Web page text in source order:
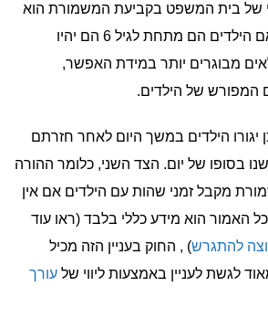
של בית המשפט בקביעת המשמורת הוא
טובת הילדים, לרוב, אם הילדים הם מתחת לגיל 6 הם יהיו
מבוגרים יותר במידת האפשר,
המפורש של הילדים.
יגורו הילדים במשך היום לאחר חזרתם
בסופו של יום. הצד השני, כלומר ההורה
מקבל זמני שהות עם הילדים אם אין
האמור הוא מידע כללי בלבד (ראו עוד
להתגרש) , החוק בעניין הזה מכיל
לגשת לעניין באמצעות ליווי של עורך